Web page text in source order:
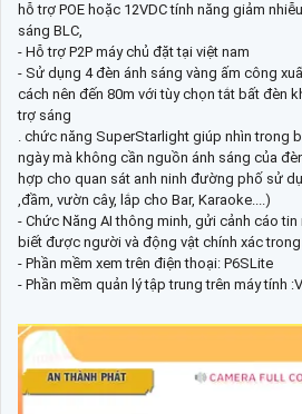
hỗ trợ POE hoặc 12VDC tính năng giảm
sáng BLC,
- Hỗ trợ P2P máy chủ đặt tại việt nam
- Sử dụng 4 đèn ánh sáng vàng ấm công
cách nên đến 80m với tùy chọn tắt bất đèn
trợ sáng
. chức năng SuperStarlight giúp nhìn trong
ngày mà không cần nguồn ánh sáng của
hợp cho quan sát anh ninh đường phố sử
,đầm, vườn cây, lắp cho Bar, Karaoke....)
- Chức Năng AI thông minh, gửi cảnh cáo tin
biết được người và động vật chính xác
- Phần mềm xem trên điện thoại: P6SLite
- Phần mềm quản lý tập trung trên máy tính